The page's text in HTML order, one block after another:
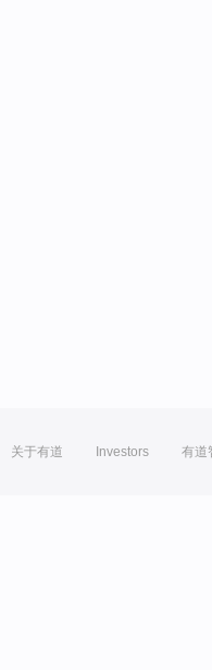
关于有道 Investors 有道